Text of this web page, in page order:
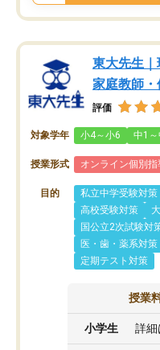
東大先生
家庭教師
評価
対象学年 小4～小6 中1～
授業形式 オンライン個別指
目的 私立中学受験対策
高校受験対策
国公立2次試験対
医・歯・薬系対策
定期テスト対策
授業
小学生 詳細